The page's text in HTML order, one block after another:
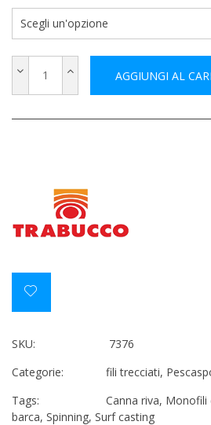
AGGIUNGI AL
SKU:
7376
Categorie:
fili trecciati,
Tags:
Canna riva, Monofili
barca, Spinning, Surf casting